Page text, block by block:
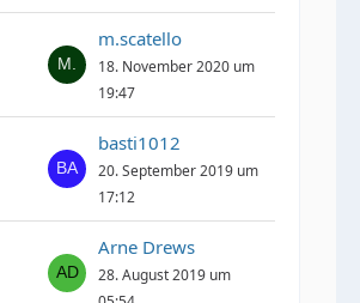
m.scatello
18. November 2020 um
19:47
basti1012
20. September 2019 um
17:12
Arne Drews
28. August 2019 um